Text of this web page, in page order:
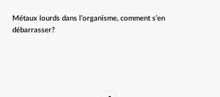
Métaux lourds dans l’organisme, comment s’en
débarrasser?